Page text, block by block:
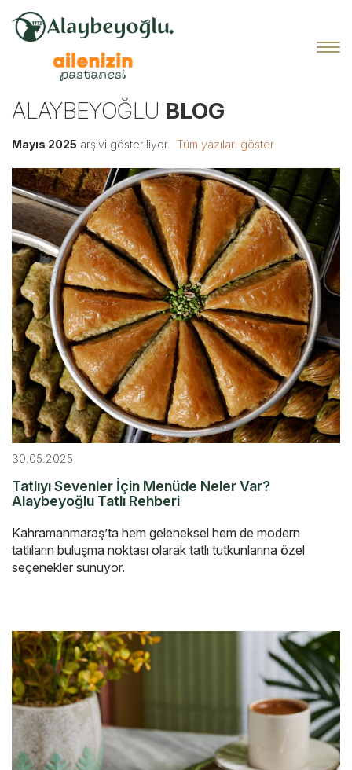
ALAYBEYOĞLU BLOG
Mayıs 2025 arşivi gösteriliyor. Tüm yazıları göster
30.05.2025
Tatlıyı Sevenler İçin Menüde Neler Var?
Alaybeyoğlu Tatlı Rehberi
Kahramanmaraş’ta hem geleneksel hem de modern
tatlıların buluşma noktası olarak tatlı tutkunlarına özel
seçenekler sunuyor.